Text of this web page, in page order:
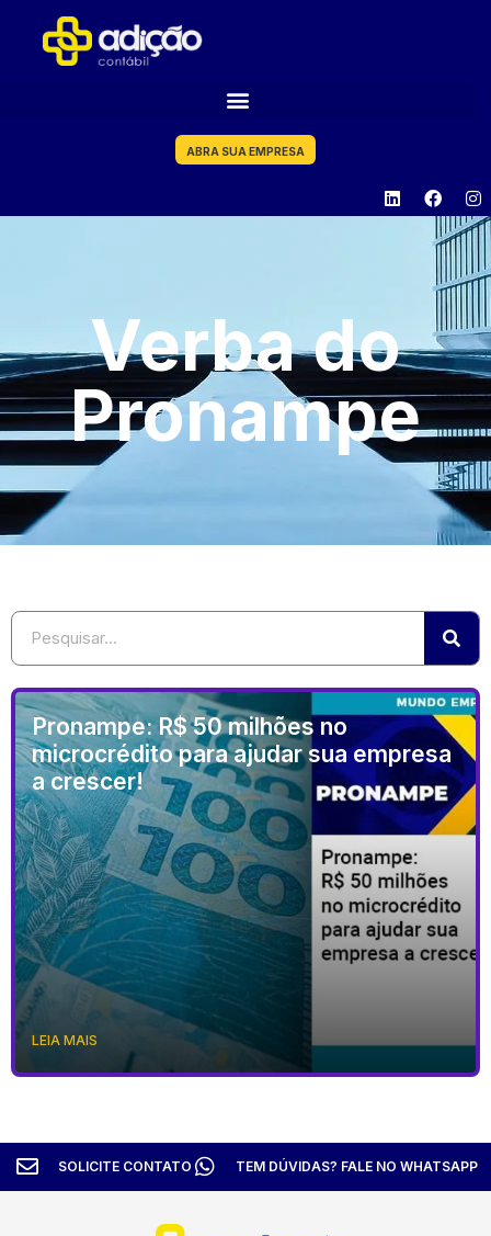
ABRA SUA EMPRESA
Verba do
Pronampe
Pronampe: R$ 50 milhões no
microcrédito para ajudar sua empresa
a crescer!
LEIA MAIS
SOLICITE CONTATO TEM DÚVIDAS? FALE NO WHATSAPP